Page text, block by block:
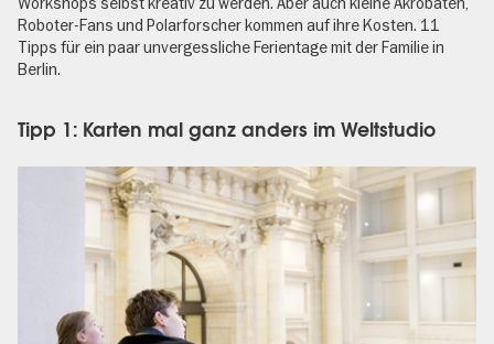
Roboter-Fans und Polarforscher kommen auf ihre Kosten. 11
Tipps für ein paar unvergessliche Ferientage mit der Familie in
Berlin.
Tipp 1: Karten mal ganz anders im Weltstudio